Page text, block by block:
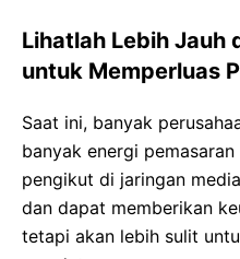
Lihatlah Lebih Jauh
untuk Memperluas
Saat ini, banyak
banyak energi
pengikut di jaringan
dan dapat memberikan
tetapi akan lebih sulit